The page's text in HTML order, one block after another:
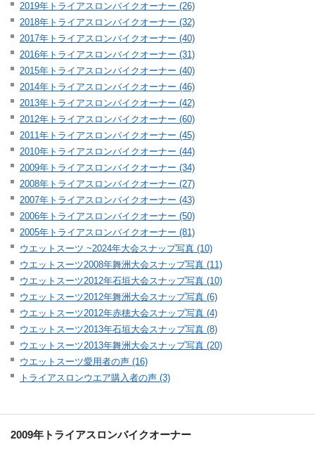
2019年トライアスロンバイクオーナー (26)
2018年トライアスロンバイクオーナー (32)
2017年トライアスロンバイクオーナー (40)
2016年トライアスロンバイクオーナー (31)
2015年トライアスロンバイクオーナー (40)
2014年トライアスロンバイクオーナー (46)
2013年トライアスロンバイクオーナー (42)
2012年トライアスロンバイクオーナー (60)
2011年トライアスロンバイクオーナー (45)
2010年トライアスロンバイクオーナー (44)
2009年トライアスロンバイクオーナー (34)
2008年トライアスロンバイクオーナー (27)
2007年トライアスロンバイクオーナー (43)
2006年トライアスロンバイクオーナー (50)
2005年トライアスロンバイクオーナー (81)
ウエットスーツ ~2024年大会スナップ写真 (10)
ウエットスーツ2008年舞洲大会スナップ写真 (11)
ウエットスーツ2012年石垣大会スナップ写真 (10)
ウエットスーツ2012年舞洲大会スナップ写真 (6)
ウエットスーツ2012年赤穂大会スナップ写真 (4)
ウエットスーツ2013年石垣大会スナップ写真 (8)
ウエットスーツ2013年舞洲大会スナップ写真 (20)
ウエットスーツ愛用者の声 (16)
トライアスロンウエア購入者の声 (3)
2009年トライアスロンバイクオーナー